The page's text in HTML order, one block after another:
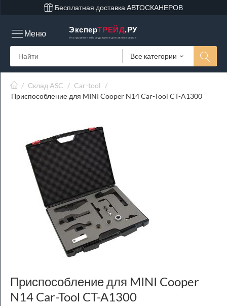
Бесплатная доставка АВТОСКАНЕРОВ
ЭксперТРЕЙД.РУ
Инструмент и оборудование для автосервиса
Все категории
Меню
/ Склад ASC / Car-tool /
Приспособление для MINI Cooper N14 Car-Tool CT-A1300
Приспособление для MINI Cooper
N14 Car-Tool CT-A1300